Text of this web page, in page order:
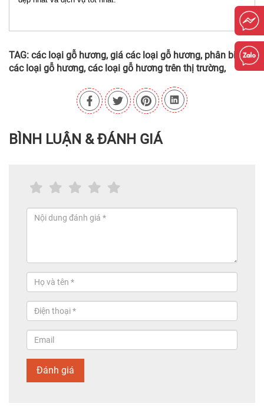
TAG: các loại gỗ hương, giá các loại gỗ hương, phân biệt
các loại gỗ hương, các loại gỗ hương trên thị trường,
BÌNH LUẬN & ĐÁNH GIÁ
Đánh giá